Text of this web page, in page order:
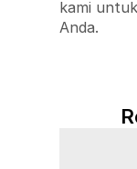
kami
Anda.